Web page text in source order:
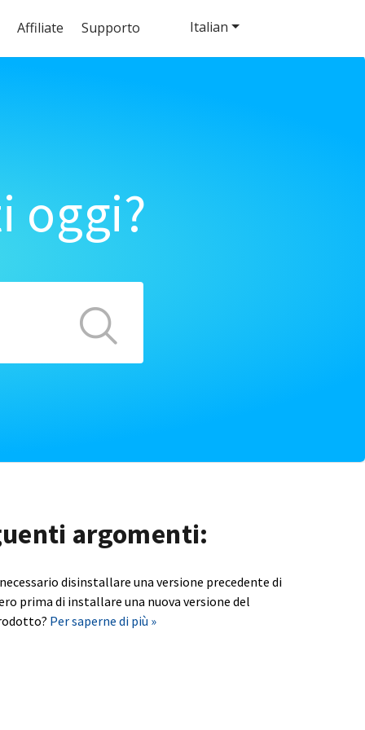
Affiliate Supporto
oggi?
argomenti:
disinstallare una versione precedente di
prima di installare una nuova versione del
Per saperne di più »
Italian